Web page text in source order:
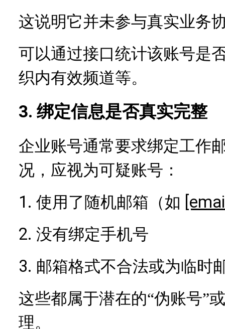
这说明它并未参与真实业务
可以通过接口统计该账号是
织内有效频道等。
3. 绑定信息是否真实完整
企业账号通常要求绑定工作
况，应视为可疑账号：
1. 使用了随机邮箱（如
2. 没有绑定手机号
3. 邮箱格式不合法或为临时
这些都属于潜在的“伪账号”
理。